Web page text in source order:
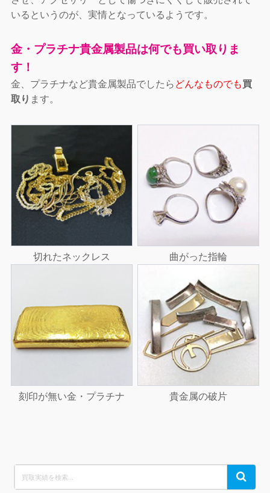
いるというのが、実情となっているようです。
金・プラチナ貴金属製品は何でも買い取りま
す！
金、プラチナなど貴金属製品でしたら どんなものでも買
取り ます。
切れたネックレス 曲がった指輪
刻印が無い金・プラチナ 貴金属の破片
for:
Search